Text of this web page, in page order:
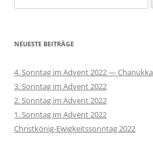
nach:
NEUESTE BEITRÄGE
4. Sonntag im Advent 2022 — Chanukka
3. Sonntag im Advent 2022
2. Sonntag im Advent 2022
1. Sonntag im Advent 2022
Christkönig-Ewigkeitssonntag 2022